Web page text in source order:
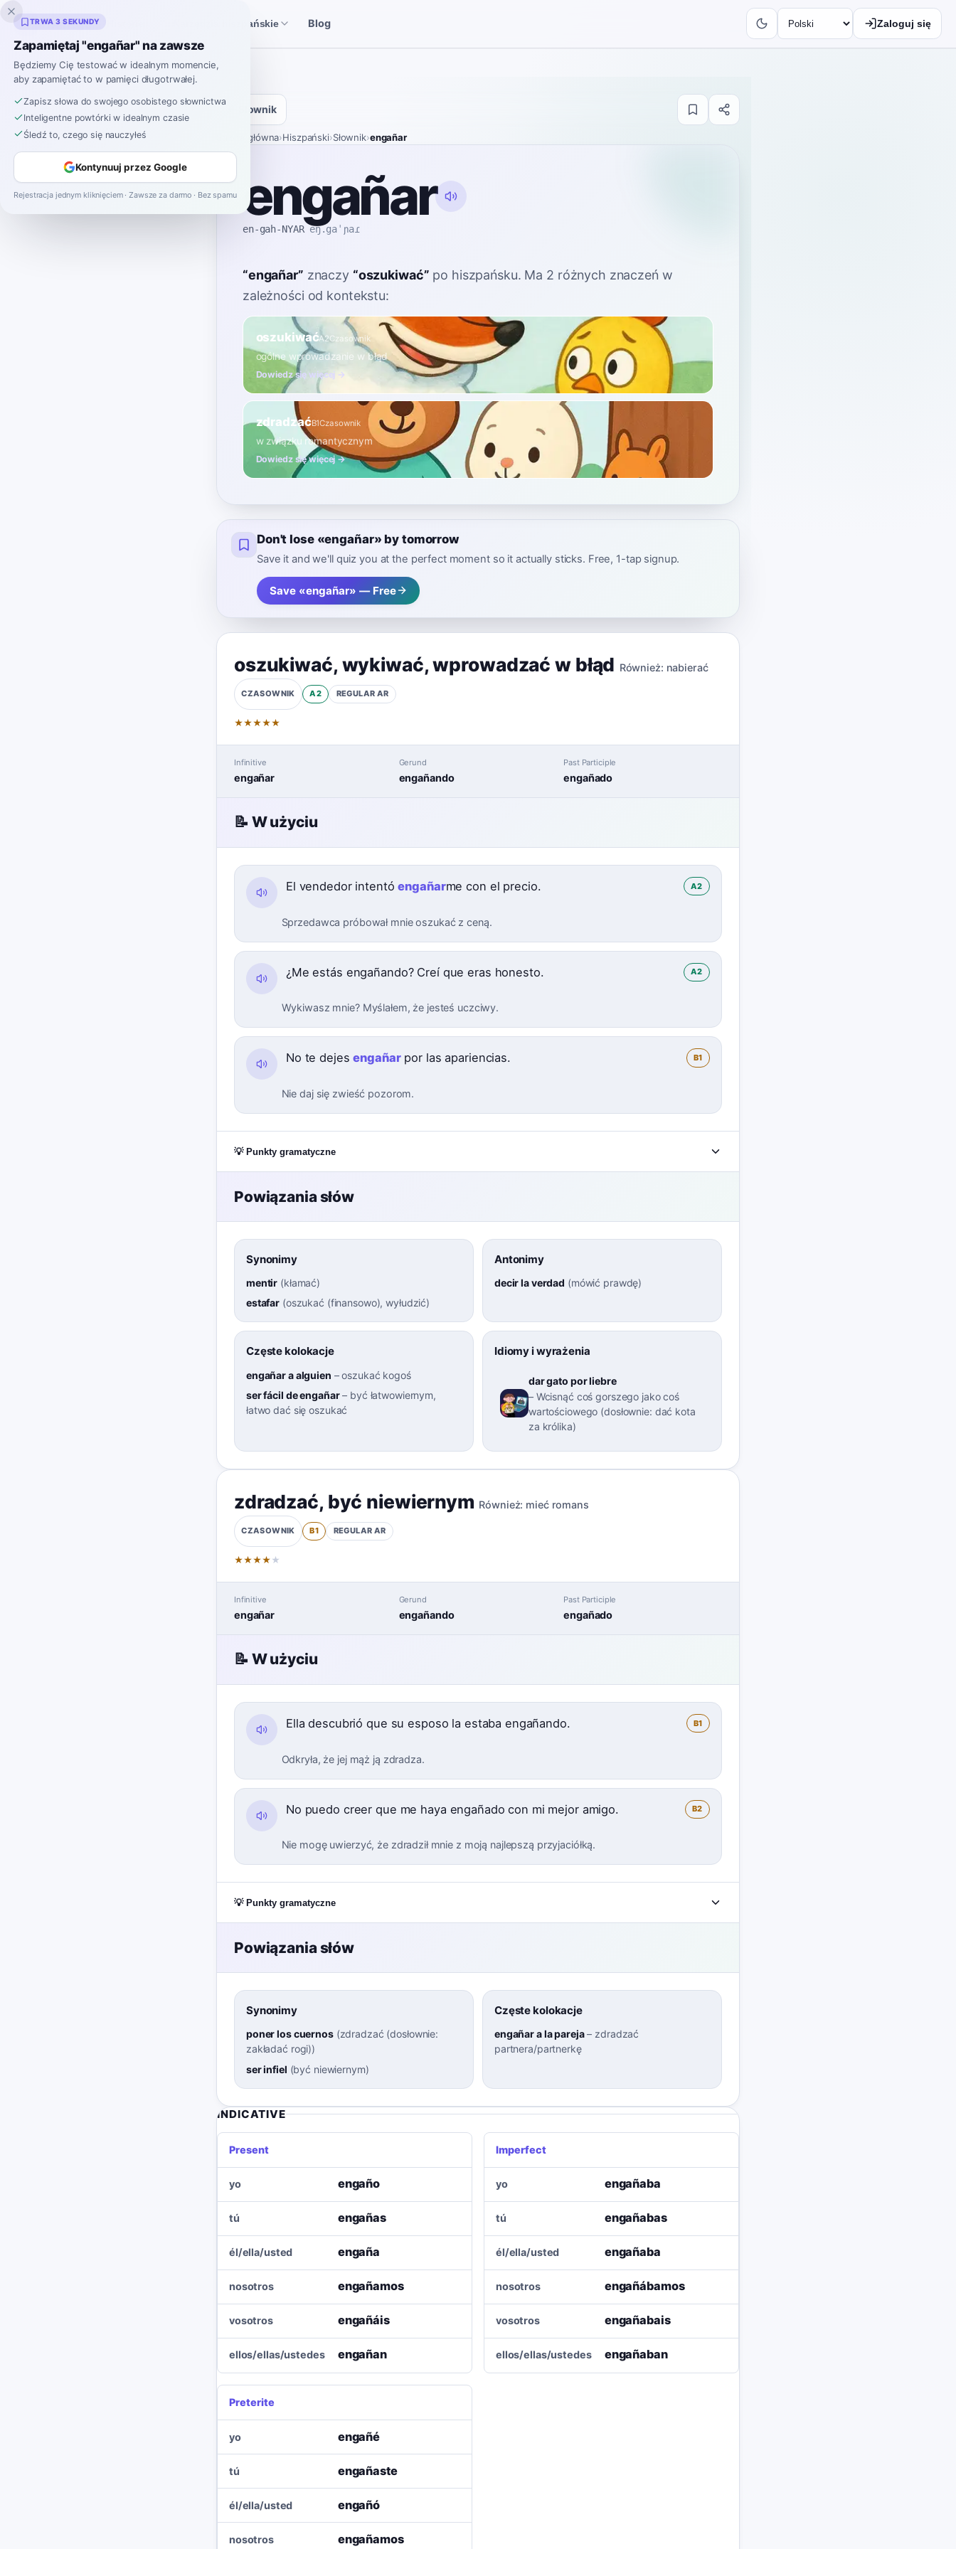
Inklingo Narzędzia hiszpańskie Blog Zaloguj się
Słownik
Strona główna›Hiszpański›Słownik›engañar
engañar
en-gah-NYAR eŋ.gaˈɲaɾ
“engañar” znaczy “oszukiwać” po hiszpańsku. Ma 2 różnych znaczeń w
zależności od kontekstu:
oszukiwaćA2Czasownik
ogólne wprowadzanie w błąd
Dowiedz się więcej →
zdradzaćB1Czasownik
w związku romantycznym
Dowiedz się więcej →
Don't lose «engañar» by tomorrow
Save it and we'll quiz you at the perfect moment so it actually sticks. Free, 1-tap signup.
Save «engañar» — Free
oszukiwać, wykiwać,wprowadzać w błąd Również: nabierać
CZASOWNIK A2 REGULAR AR
★★★★★
Infinitive
engañar
Gerund
engañando
Past Participle
engañado
📝 W użyciu
El vendedor intentóengañarme con el precio. A2
Sprzedawca próbował mnie oszukać z ceną.
¿Me estás engañando? Creí que eras honesto. A2
Wykiwasz mnie? Myślałem, że jesteś uczciwy.
No te dejesengañarpor las apariencias. B1
Nie daj się zwieść pozorom.
💡 Punkty gramatyczne
Powiązania słów
Synonimy
mentir (kłamać)
estafar (oszukać (finansowo), wyłudzić)
Antonimy
decir la verdad (mówić prawdę)
Częste kolokacje
engañar a alguien –oszukać kogoś
ser fácil de engañar– być łatwowiernym,
łatwo dać się oszukać
Idiomy i wyrażenia
dar gato por liebre
– Wcisnąć coś gorszego jako coś
wartościowego (dosłownie: dać kota
za królika)
zdradzać, być niewiernym Również: mieć romans
CZASOWNIK B1 REGULAR AR
★★★★ ★
Infinitive
engañar
Gerund
engañando
Past Participle
engañado
📝 W użyciu
Ella descubrió que su esposo la estaba engañando. B1
Odkryła, że jej mąż ją zdradza.
No puedo creer que me haya engañado con mi mejor amigo. B2
Nie mogę uwierzyć, że zdradził mnie z moją najlepszą przyjaciółką.
💡 Punkty gramatyczne
Powiązania słów
Synonimy
poner los cuernos(zdradzać (dosłownie:
zakładać rogi))
ser infiel (być niewiernym)
Częste kolokacje
engañar a la pareja– zdradzać
partnera/partnerkę
INDICATIVE
Present
yo engaño
tú engañas
él/ella/usted engaña
nosotros engañamos
vosotros engañáis
ellos/ellas/ustedes engañan
Imperfect
yo engañaba
tú engañabas
él/ella/usted engañaba
nosotros engañábamos
vosotros engañabais
ellos/ellas/ustedes engañaban
Preterite
yo engañé
tú engañaste
él/ella/usted engañó
nosotros engañamos
TRWA 3 SEKUNDY
Zapamiętaj "engañar" na zawsze
Będziemy Cię testować w idealnym momencie,
aby zapamiętać to w pamięci długotrwałej.
Zapisz słowa do swojego osobistego słownictwa
Inteligentne powtórki w idealnym czasie
Śledź to, czego się nauczyłeś
Kontynuuj przez Google
Rejestracja jednym kliknięciem · Zawsze za darmo · Bez spamu